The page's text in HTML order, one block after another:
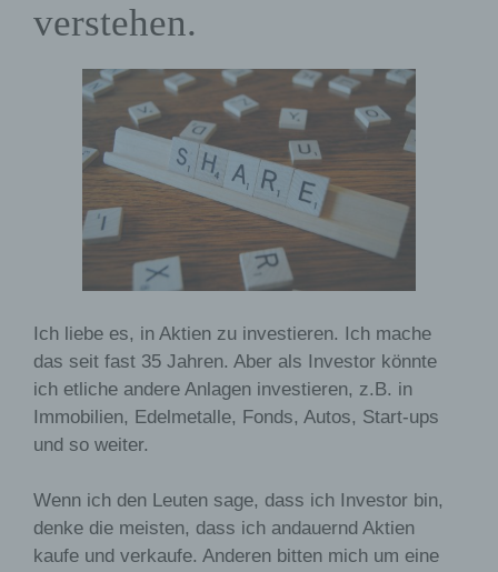
verstehen.
Ich liebe es, in Aktien zu investieren. Ich mache
das seit fast 35 Jahren. Aber als Investor könnte
ich etliche andere Anlagen investieren, z.B. in
Immobilien, Edelmetalle, Fonds, Autos, Start-ups
und so weiter.
Wenn ich den Leuten sage, dass ich Investor bin,
denke die meisten, dass ich andauernd Aktien
kaufe und verkaufe. Anderen bitten mich um eine